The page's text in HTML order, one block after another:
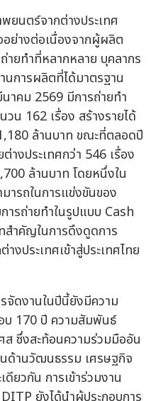
ยนตร์จากต่างประเทศ
อย่างต่อเนื่องจากผู้ผลิต
ายทำที่หลากหลาย บุคลากร
การผลิตที่ได้มาตรฐาน
าคม 2569 มีการถ่ายทำ
วน 162 เรื่อง สร้างรายได้
ล้านบาท ขณะที่ตลอดปี
างประเทศกว่า 546 เรื่อง
ล้านบาท โดยหนึ่งใน
ารถในการแข่งขันของ
ารถ่ายทำในรูปแบบ Cash
ำคัญในการดึงดูดการ
งประเทศเข้าสู่ประเทศไทย
จัดงานในปีนี้ยังมีความ
บ 170 ปี ความสัมพันธ์
ส ซึ่งสะท้อนความร่วมมืออัน
นด้านวัฒนธรรม เศรษฐกิจ
ยวกัน การเข้าร่วมงาน